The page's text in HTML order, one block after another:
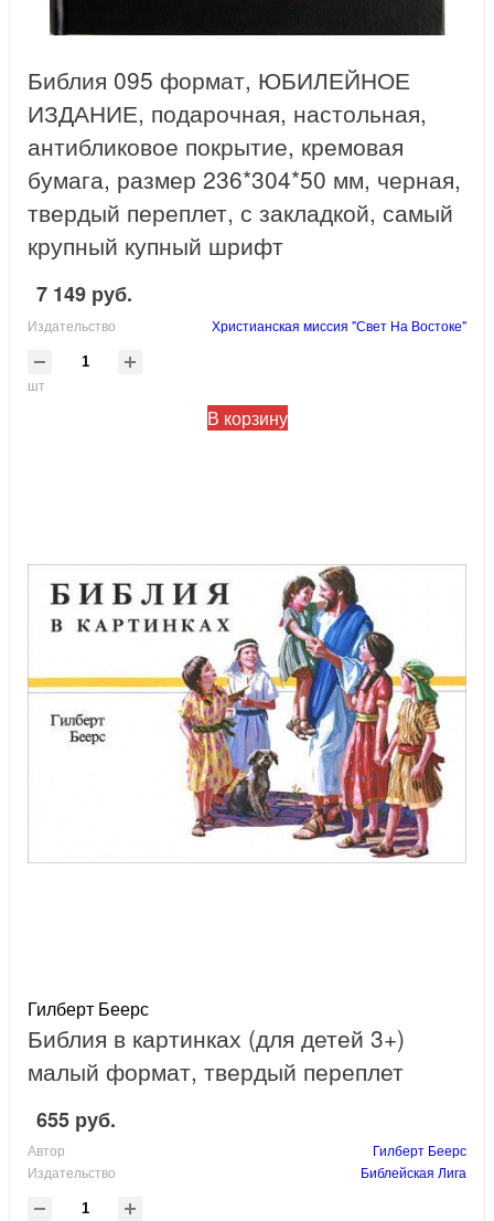
Библия 095 формат, ЮБИЛЕЙНОЕ
ИЗДАНИЕ, подарочная, настольная,
антибликовое покрытие, кремовая
бумага, размер 236*304*50 мм, черная,
твердый переплет, с закладкой, самый
крупный купный шрифт
7 149 руб.
Издательство Христианская миссия "Свет На Востоке"
шт
В корзину
Гилберт Беерс
Библия в картинках (для детей 3+)
малый формат, твердый переплет
655 руб.
Автор
Гилберт Беерс
Издательство
Библейская Лига